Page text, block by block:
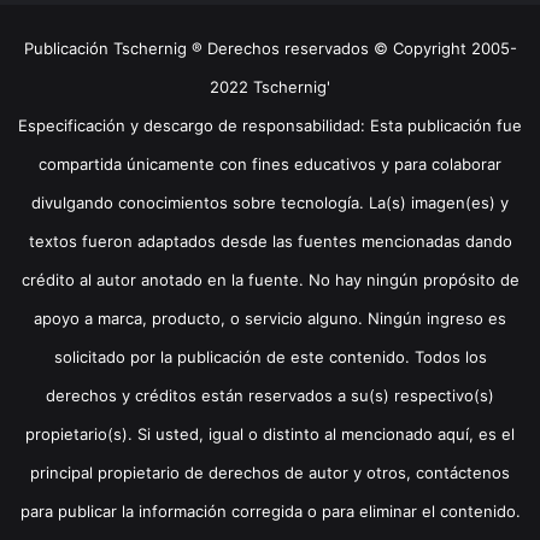
Publicación Tschernig ® Derechos reservados © Copyright 2005-
2022 Tschernig'
Especificación y descargo de responsabilidad: Esta publicación fue
compartida únicamente con fines educativos y para colaborar
divulgando conocimientos sobre tecnología. La(s) imagen(es) y
textos fueron adaptados desde las fuentes mencionadas dando
crédito al autor anotado en la fuente. No hay ningún propósito de
apoyo a marca, producto, o servicio alguno. Ningún ingreso es
solicitado por la publicación de este contenido. Todos los
derechos y créditos están reservados a su(s) respectivo(s)
propietario(s). Si usted, igual o distinto al mencionado aquí, es el
principal propietario de derechos de autor y otros, contáctenos
para publicar la información corregida o para eliminar el contenido.